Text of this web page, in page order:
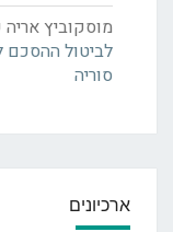
מוסקוביץ אריה
לביטול ההסכם
סוריה
ארכיונים